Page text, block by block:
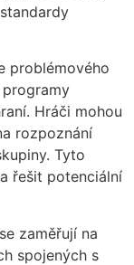
problémového
programy
Hráči mohou
rozpoznání
Tyto
řešit potenciální
zaměřují na
spojených s